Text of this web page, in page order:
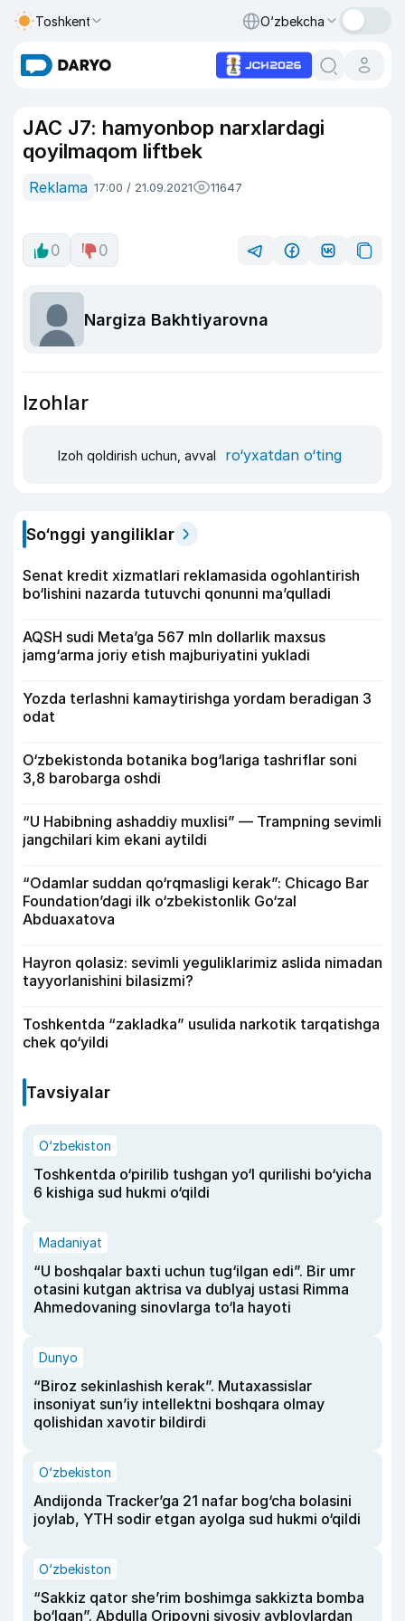
Toshkent O‘zbekcha
JAC J7: hamyonbop narxlardagi
qoyilmaqom liftbek
Reklama 17:00 / 21.09.2021 11647
0 0
Nargiza Bakhtiyarovna
Izohlar
Izoh qoldirish uchun, avval ro‘yxatdan o‘ting
So‘nggi yangiliklar
Senat kredit xizmatlari reklamasida ogohlantirish
bo‘lishini nazarda tutuvchi qonunni ma’qulladi
AQSH sudi Meta’ga 567 mln dollarlik maxsus
jamg‘arma joriy etish majburiyatini yukladi
Yozda terlashni kamaytirishga yordam beradigan 3
odat
O‘zbekistonda botanika bog‘lariga tashriflar soni
3,8 barobarga oshdi
“U Habibning ashaddiy muxlisi” — Trampning sevimli
jangchilari kim ekani aytildi
“Odamlar suddan qo‘rqmasligi kerak”: Chicago Bar
Foundation’dagi ilk o‘zbekistonlik Go‘zal
Abduaxatova
Hayron qolasiz: sevimli yeguliklarimiz aslida nimadan
tayyorlanishini bilasizmi?
Toshkentda “zakladka” usulida narkotik tarqatishga
chek qo‘yildi
Tavsiyalar
O‘zbekiston
Toshkentda o‘pirilib tushgan yo‘l qurilishi bo‘yicha
6 kishiga sud hukmi o‘qildi
Madaniyat
“U boshqalar baxti uchun tug‘ilgan edi”. Bir umr
otasini kutgan aktrisa va dublyaj ustasi Rimma
Ahmedovaning sinovlarga to‘la hayoti
Dunyo
“Biroz sekinlashish kerak”. Mutaxassislar
insoniyat sun’iy intellektni boshqara olmay
qolishidan xavotir bildirdi
O‘zbekiston
Andijonda Tracker’ga 21 nafar bog‘cha bolasini
joylab, YTH sodir etgan ayolga sud hukmi o‘qildi
O‘zbekiston
“Sakkiz qator she’rim boshimga sakkizta bomba
bo‘lgan”. Abdulla Oripovni siyosiy ayblovlardan